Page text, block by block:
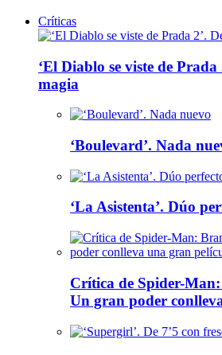
Críticas
‘El Diablo se viste de Prada
magia
‘Boulevard’. Nada
‘La Asistenta’. Dúo
Crítica de Spider-
Un gran poder